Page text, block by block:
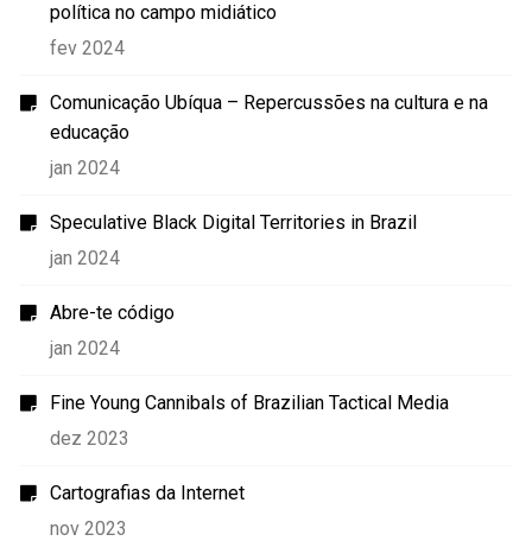
política no campo midiático
fev 2024
Comunicação Ubíqua – Repercussões na cultura e na
educação
jan 2024
Speculative Black Digital Territories in Brazil
jan 2024
Abre-te código
jan 2024
Fine Young Cannibals of Brazilian Tactical Media
dez 2023
Cartografias da Internet
nov 2023